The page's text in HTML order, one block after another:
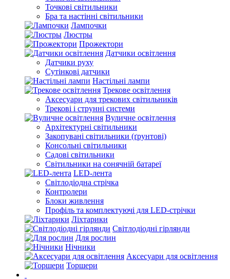
Точкові світильники
Бра та настінні світильники
Лампочки
Люстры
Прожектори
Датчики освітлення
Датчики руху
Сутінкові датчики
Настільні лампи
Трекове освітлення
Аксесуари для трекових світильників
Трекові і струнні системи
Вуличне освітлення
Архітектурні світильники
Закопувані світильники (ґрунтові)
Консольні світильники
Садові світильники
Світильники на сонячній батареї
LED-лента
Світлодіодна стрічка
Контролери
Блоки живлення
Профіль та комплектуючі для LED-стрічки
Ліхтарики
Світлодіодні гірлянди
Для рослин
Нічники
Аксесуари для освітлення
Торшери